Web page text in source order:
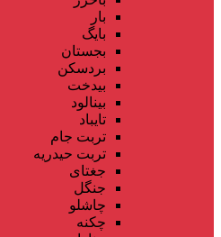
بار
بایگ
بجستان
بردسکن
بیدخت
بینالود
تایباد
تربت جام
تربت حیدریه
جغتای
جنگل
چاشلو
چکنه